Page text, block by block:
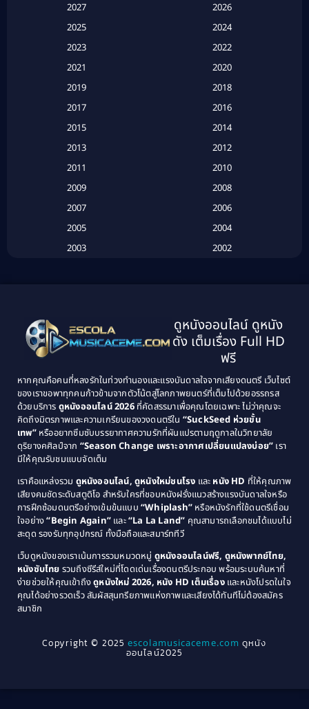
Based on a True Story สร้างจากเรื่องจริง(2)
Based on a True Story เรื่องจริง (16)
Based on a True Story เรื่องจริง (20)
Classic หนังคลาสสิก(25)
Classic หนังคลาสสิก(134)
Classic หนังคลาสสิก(21)
Comedy ตลก(515)
Comedy ตลก(46)
Coming of Age ก้าวพ้นวัย(1)
Coming-of-Age(3)
Community(1)
Crime อาชญากรรม(289)
Cult Film(4)
2027
2026
2025
2024
2023
2022
2021
2020
2019
2018
2017
2016
2015
2014
2013
2012
2011
2010
2009
2008
2007
2006
2005
2004
2003
2002
1995
1994
1993
1992
1989
1988
1987
1986
1985
1984
1983
1982
1979
1978
1976
1975
1974
1971
1970
1969
1968
1964
1963
1940
ดูหนังออนไลน์ ดูหนัง
ดัง เต็มเรื่อง Full HD
ฟรี
หากคุณคือคนที่หลงรักในท่วงทำนองและแรงบันดาลใจจากเสียงดนตรี เว็บไซต์
ของเราขอพาทุกคนก้าวข้ามจากตัวโน้ตสู่โลกภาพยนตร์ที่เต็มไปด้วยอรรถรส
ด้วยบริการ ดูหนังออนไลน์ 2026ที่คัดสรรมาเพื่อคุณโดยเฉพาะ ไม่ว่าคุณจะ
คิดถึงมิตรภาพและความเกรียนของวงดนตรีใน “SuckSeed ห่วยขั้น
เทพ”หรืออยากซึมซับบรรยากาศความรักที่ผันแปรตามฤดูกาลในวิทยาลัย
ดุริยางคศิลป์จาก “Season Change เพราะอากาศเปลี่ยนแปลงบ่อย” เรา
มีให้คุณรับชมแบบจัดเต็ม
เราคือแหล่งรวม ดูหนังออนไลน์, ดูหนังใหม่ชนโรง และ หนัง HD ที่ให้คุณภาพ
เสียงคมชัดระดับสตูดิโอ สำหรับใครที่ชอบหนังฝรั่งแนวสร้างแรงบันดาลใจหรือ
การฝึกซ้อมดนตรีอย่างเข้มข้นแบบ “Whiplash” หรือหนังรักที่ใช้ดนตรีเชื่อม
ใจอย่าง“Begin Again” และ“La La Land” คุณสามารถเลือกชมได้แบบไม่
สะดุด รองรับทุกอุปกรณ์ ทั้งมือถือและสมาร์ททีวี
เว็บดูหนังของเราเน้นการรวมหมวดหมู่ ดูหนังออนไลน์ฟรี, ดูหนังพากย์ไทย,
หนังซับไทย รวมถึงซีรีส์ใหม่ที่โดดเด่นเรื่องดนตรีประกอบ พร้อมระบบค้นหาที่
ง่ายช่วยให้คุณเข้าถึงดูหนังใหม่ 2026, หนัง HD เต็มเรื่องและหนังโปรดในใจ
คุณได้อย่างรวดเร็ว สัมผัสสุนทรียภาพแห่งภาพและเสียงได้ทันทีไม่ต้องสมัคร
สมาชิก
Copyright © 2025escolamusicaceme.com ดูหนัง
ออนไลน์2025